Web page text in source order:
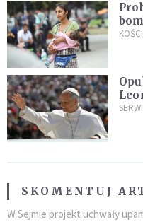
SKOMENTUJ
W Sejmie projekt uchwały